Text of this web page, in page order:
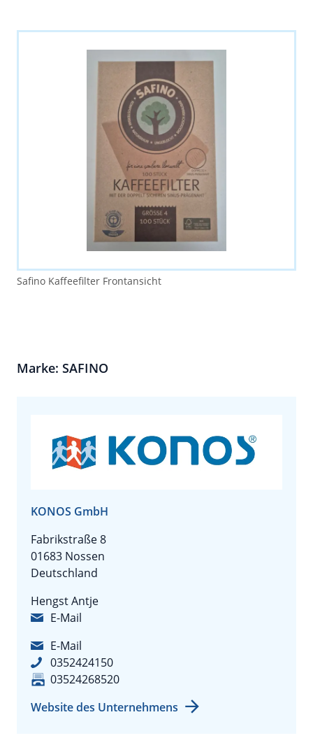
Safino Kaffeefilter Frontansicht
Marke: SAFINO
KONOS GmbH
Fabrikstraße 8
01683 Nossen
Deutschland
Hengst Antje
E-Mail
E-Mail
0352424150
03524268520
Website des Unternehmens